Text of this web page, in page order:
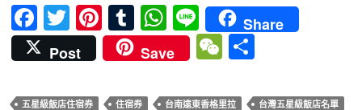
F
ac
e
b
T
w
itt
er
Pi
nt
er
es
T
u
m
bl
W
h
at
s
Li
n
e
Share
Post
Save
W
C
五星級飯店住宿券 住宿券 台南遠東香格里拉
台灣五星級飯店名單